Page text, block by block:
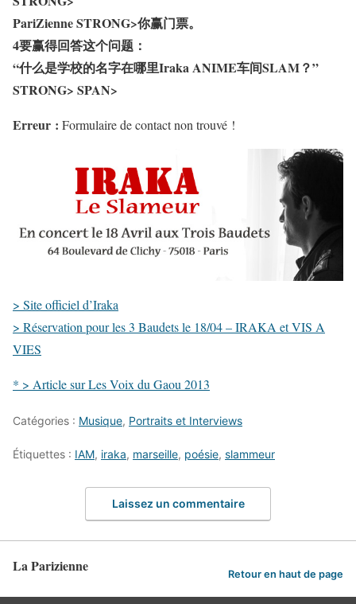
PariZienne STRONG>你赢门票。
4要赢得回答这个问题：
“什么是学校的名字在哪里Iraka ANIME车间SLAM？”
STRONG> SPAN>
Erreur : Formulaire de contact non trouvé !
> Site officiel d’Iraka
> Réservation pour les 3 Baudets le 18/04 – IRAKA et VIS A
VIES
* > Article sur Les Voix du Gaou 2013
Catégories : Musique, Portraits et Interviews
Étiquettes : IAM, iraka, marseille, poésie, slammeur
Laissez un commentaire
La Parizienne Retour en haut de page